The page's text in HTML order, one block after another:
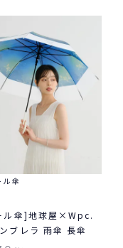
ル傘
ル傘]地球屋×Wpc.
ブレラ 雨傘 長傘